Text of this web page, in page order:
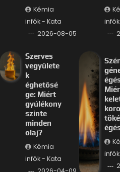
Kémia
infók - Kata
2026-08-05
Szerves
vegyülete
k
éghetősé
ge: Miért
gyúlékony
szinte
minden
olaj?
Kémia
infók - Kata